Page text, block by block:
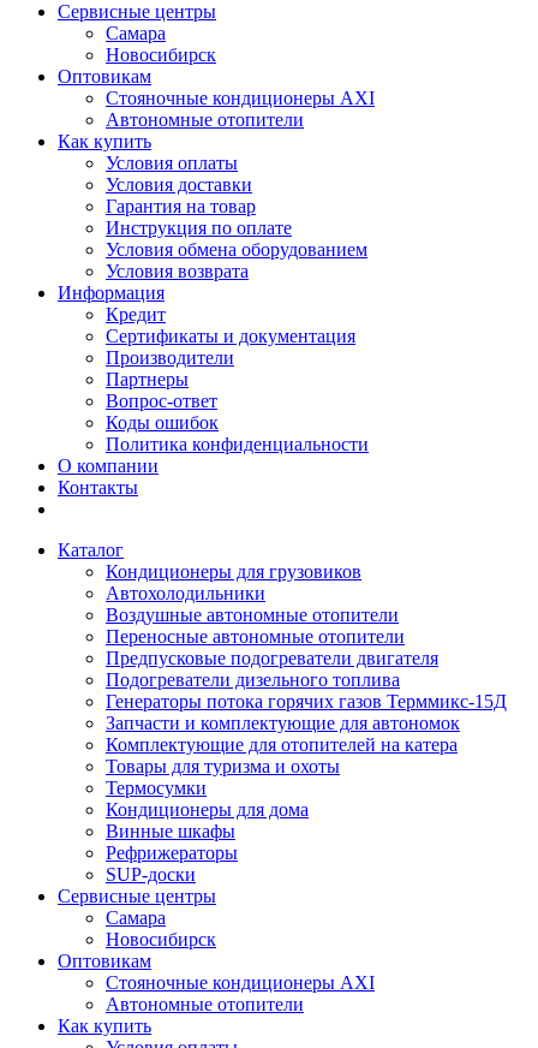
Сервисные центры
Самара
Новосибирск
Оптовикам
Стояночные кондиционеры AXI
Автономные отопители
Как купить
Условия оплаты
Условия доставки
Гарантия на товар
Инструкция по оплате
Условия обмена оборудованием
Условия возврата
Информация
Кредит
Сертификаты и документация
Производители
Партнеры
Вопрос-ответ
Коды ошибок
Политика конфиденциальности
О компании
Контакты
Каталог
Кондиционеры для грузовиков
Автохолодильники
Воздушные автономные отопители
Переносные автономные отопители
Предпусковые подогреватели двигателя
Подогреватели дизельного топлива
Генераторы потока горячих газов Терммикс-15Д
Запчасти и комплектующие для автономок
Комплектующие для отопителей на катера
Товары для туризма и охоты
Термосумки
Кондиционеры для дома
Винные шкафы
Рефрижераторы
SUP-доски
Сервисные центры
Самара
Новосибирск
Оптовикам
Стояночные кондиционеры AXI
Автономные отопители
Как купить